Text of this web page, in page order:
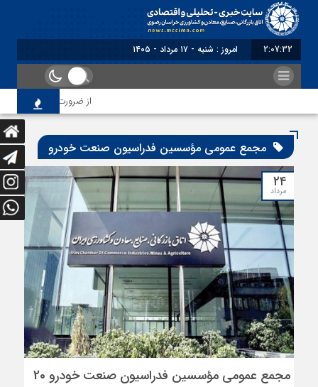
2:07:33 امروز : شنبه - ۱۷ مرداد - ۱۴۰۵
از ضرورت اصلاح
مجمع عمومی مؤسسین فدراسیون صنعت خودرو
۲۴
مرداد
مجمع عمومی مؤسسین فدراسیون صنعت خودرو 20